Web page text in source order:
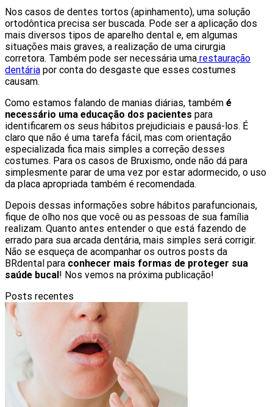
Nos casos de dentes tortos (apinhamento), uma solução
ortodôntica precisa ser buscada. Pode ser a aplicação dos
mais diversos tipos de aparelho dental e, em algumas
situações mais graves, a realização de uma cirurgia
corretora. Também pode ser necessária uma restauração
dentária por conta do desgaste que esses costumes
causam.
Como estamos falando de manias diárias, também é
necessário uma educação dos pacientes para
identificarem os seus hábitos prejudiciais e pausá-los. É
claro que não é uma tarefa fácil, mas com orientação
especializada fica mais simples a correção desses
costumes. Para os casos de Bruxismo, onde não dá para
simplesmente parar de uma vez por estar adormecido, o uso
da placa apropriada também é recomendada.
Depois dessas informações sobre hábitos parafuncionais,
fique de olho nos que você ou as pessoas de sua família
realizam. Quanto antes entender o que está fazendo de
errado para sua arcada dentária, mais simples será corrigir.
Não se esqueça de acompanhar os outros posts da
BRdental para conhecer mais formas de proteger sua
saúde bucal! Nos vemos na próxima publicação!
Posts recentes